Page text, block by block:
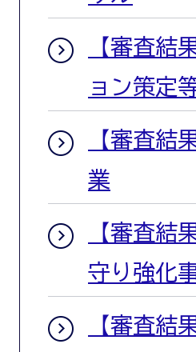
【審査結
ョン策定
【審査結
業
【審査結
守り強化
【審査結